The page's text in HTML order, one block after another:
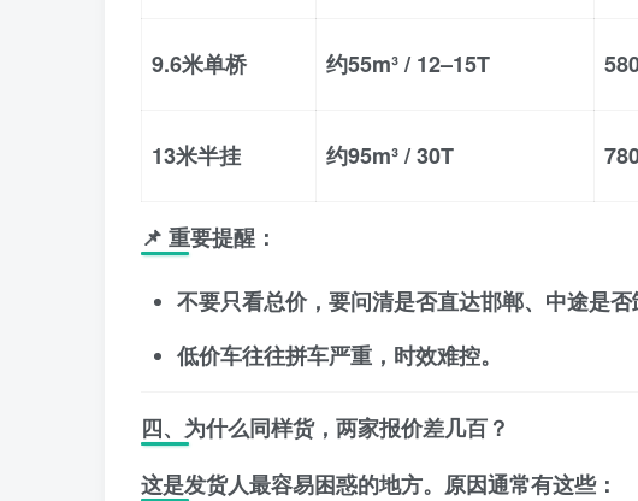
9.6米单桥 约55m³ / 12–15T
13米半挂 约95m³ / 30T
📌 重要提醒：
不要只看总价，要问清是否直达邯郸、中途是否
低价车往往拼车严重，时效难控。
四、为什么同样货，两家报价差几百？
这是发货人最容易困惑的地方。原因通常有这些：